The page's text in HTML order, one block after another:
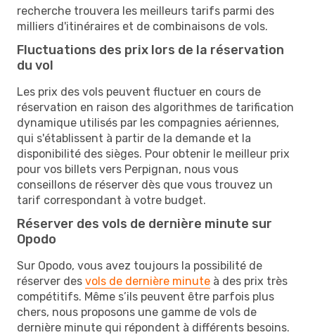
recherche trouvera les meilleurs tarifs parmi des
milliers d'itinéraires et de combinaisons de vols.
Fluctuations des prix lors de la réservation
du vol
Les prix des vols peuvent fluctuer en cours de
réservation en raison des algorithmes de tarification
dynamique utilisés par les compagnies aériennes,
qui s'établissent à partir de la demande et la
disponibilité des sièges. Pour obtenir le meilleur prix
pour vos billets vers Perpignan, nous vous
conseillons de réserver dès que vous trouvez un
tarif correspondant à votre budget.
Réserver des vols de dernière minute sur
Opodo
Sur Opodo, vous avez toujours la possibilité de
réserver des vols de dernière minute à des prix très
compétitifs. Même s’ils peuvent être parfois plus
chers, nous proposons une gamme de vols de
dernière minute qui répondent à différents besoins.